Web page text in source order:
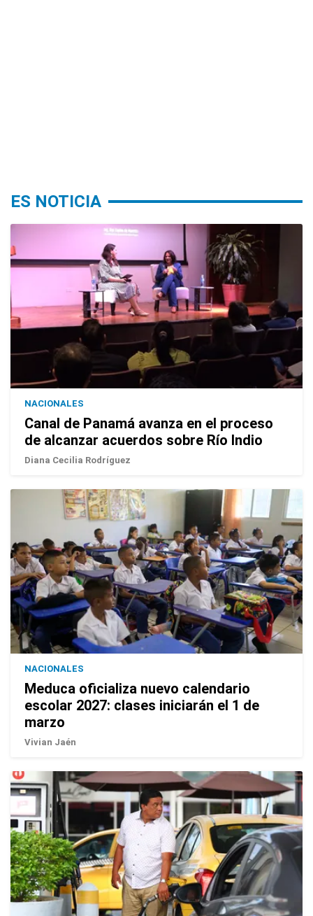
ES NOTICIA
NACIONALES
Canal de Panamá avanza en el proceso
de alcanzar acuerdos sobre Río Indio
Diana Cecilia Rodríguez
NACIONALES
Meduca oficializa nuevo calendario
escolar 2027: clases iniciarán el 1 de
marzo
Vivian Jaén